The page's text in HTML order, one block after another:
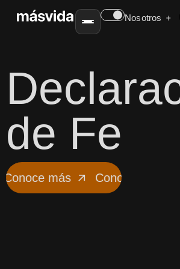
Nosotros
de Fe
más Conoce más